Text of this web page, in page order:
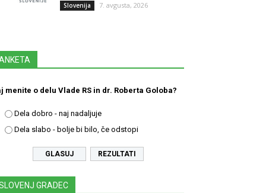
Slovenija 7. avgusta, 2026
menite o delu Vlade RS in dr. Roberta Goloba?
Dela dobro - naj nadaljuje
Dela slabo - bolje bi bilo, če odstopi
REZULTATI
GRADEC